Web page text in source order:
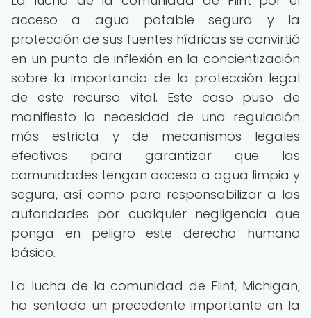
acceso a agua potable segura y la
protección de sus fuentes hídricas se convirtió
en un punto de inflexión en la concientización
sobre la importancia de la protección legal
de este recurso vital. Este caso puso de
manifiesto la necesidad de una regulación
más estricta y de mecanismos legales
efectivos para garantizar que las
comunidades tengan acceso a agua limpia y
segura, así como para responsabilizar a las
autoridades por cualquier negligencia que
ponga en peligro este derecho humano
básico.
La lucha de la comunidad de Flint, Michigan,
ha sentado un precedente importante en la